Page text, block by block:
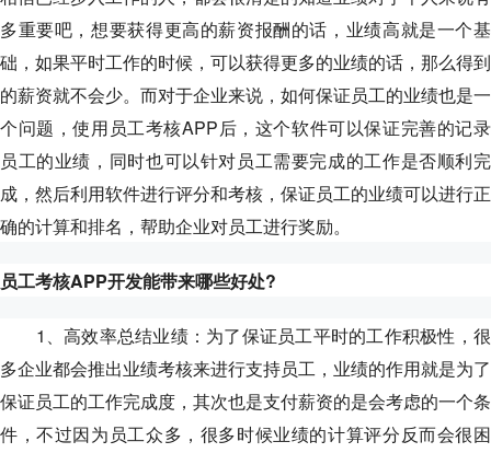
多重要吧，想要获得更高的薪资报酬的话，业绩高就是一个基
础，如果平时工作的时候，可以获得更多的业绩的话，那么得到
的薪资就不会少。而对于企业来说，如何保证员工的业绩也是一
个问题，使用员工考核APP后，这个软件可以保证完善的记录
员工的业绩，同时也可以针对员工需要完成的工作是否顺利完
成，然后利用软件进行评分和考核，保证员工的业绩可以进行正
确的计算和排名，帮助企业对员工进行奖励。
员工考核APP开发能带来哪些好处?
1、高效率总结业绩：为了保证员工平时的工作积极性，很
多企业都会推出业绩考核来进行支持员工，业绩的作用就是为了
保证员工的工作完成度，其次也是支付薪资的是会考虑的一个条
件，不过因为员工众多，很多时候业绩的计算评分反而会很困